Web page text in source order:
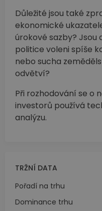
Důležité jsou také
ekonomické
úrokové sazby? Jsou
politice voleni spíše
nebo sucha
odvětví?
Při rozhodování se o
investorů používá
analýzu.
TRŽNÍ DATA
Pořadí na trhu
Dominance trhu